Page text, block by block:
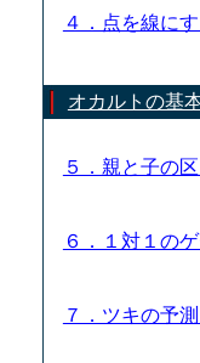
４．点を線に
オカルトの基
５．親と子の
６．１対１の
７．ツキの予